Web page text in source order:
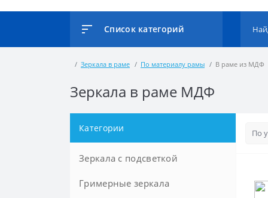
Список категорий
Зеркала в раме По материалу рамы В раме из МДФ
Зеркала в раме МДФ
Категории
Зеркала с подсветкой
По размеру
Гримерные зеркала